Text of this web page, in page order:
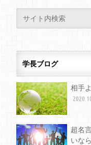
学長ブログ
相手
超名
いな